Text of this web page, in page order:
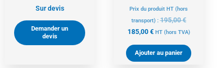
Sur devis
Demander un
devis
Prix du produit HT (hors
transport) :195,00€
185,00€ HT (hors TVA)
Ajouter au panier